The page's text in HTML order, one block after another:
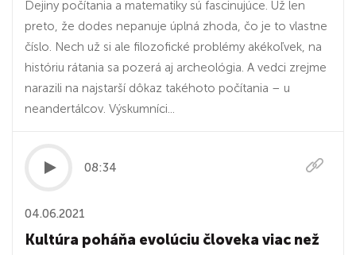
Dejiny počítania a matematiky sú fascinujúce. Už len
preto, že dodes nepanuje úplná zhoda, čo je to vlastne
číslo. Nech už si ale filozofické problémy akékoľvek, na
históriu rátania sa pozerá aj archeológia. A vedci zrejme
narazili na najstarší dôkaz takéhoto počítania – u
neandertálcov. Výskumníci...
08:34
04.06.2021
Kultúra poháňa evolúciu človeka viac než